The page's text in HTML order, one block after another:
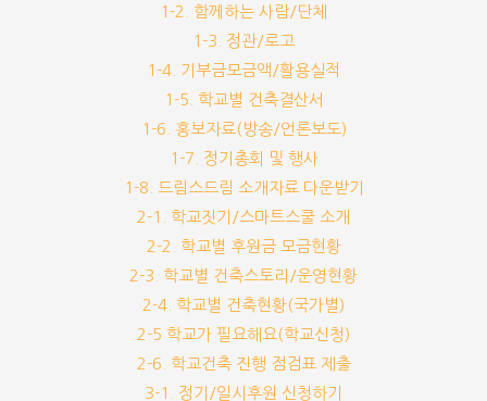
1-2. 함께하는 사람/단체
1-3. 정관/로고
1-4. 기부금모금액/활용실적
1-5. 학교별 건축결산서
1-6. 홍보자료(방송/언론보도)
1-7. 정기총회 및 행사
1-8. 드림스드림 소개자료 다운받기
2-1. 학교짓기/스마트스쿨 소개
2-2. 학교별 후원금 모금현황
2-3. 학교별 건축스토리/운영현황
2-4. 학교별 건축현황(국가별)
2-5 학교가 필요해요(학교신청)
2-6. 학교건축 진행 점검표 제출
3-1. 정기/일시후원 신청하기